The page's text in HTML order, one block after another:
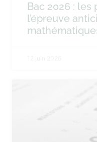
Bac 2026 :
l’épreuve